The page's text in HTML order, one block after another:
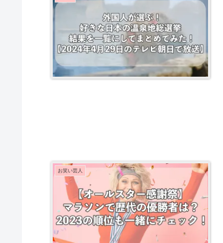
お笑い芸人